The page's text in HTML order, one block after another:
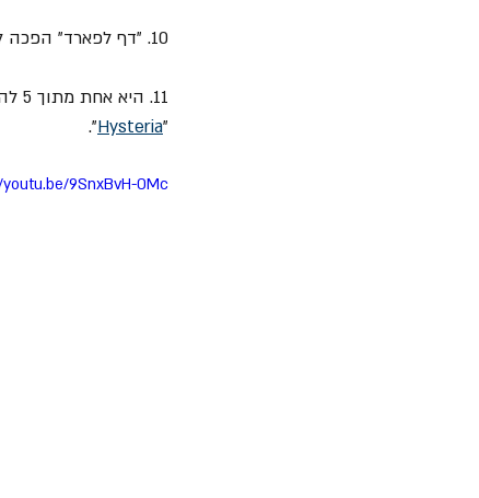
10. "דף לפארד" הפכה לאחת מהלהקות הנמכרות ביותר בעולם עם מכירות של למעלה מ- 100 מיליון אלבומים.
11. היא אחת מתוך 5 להקות שיש לה שני אלבומי אולפן שמכרו יותר מ- 10 מיליון עותקים - "
"
Hysteria
".
9SnxBvH-0Mc